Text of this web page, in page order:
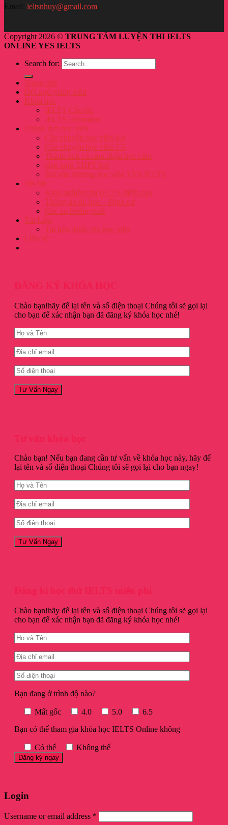
ieltsnhuy@gmail.com
Copyright 2026 © TRUNG TÂM LUYỆN THI IELTS
ONLINE YES IELTS
Search for:
Trang chủ
Đội ngũ giảng viên
Khóa học
IELTS Cấp tốc
IELTS Unlimited
Thành tích học viên
Câu chuyện học viên 8.0
Câu chuyện học viên 7.5
Thành tích và cảm nhận học viên
Học sinh THPT 8.0
Bài sửa Writing học viên YES IELTS
Tin tức
Kinh nghiệm thi IELTS điểm cao
Thông tin du học – Định cư
Các xu hướng mới
Tài Liệu
Tài liệu dành cho học viên
Liên hệ
Chào bạn!hãy để lại tên và số điện thoại Chúng tôi sẽ gọi lại
cho bạn để xác nhận bạn đã đăng ký khóa học nhé!
Chào bạn! Nếu bạn đang cần tư vấn về khóa học này, hãy để
lại tên và số điện thoại Chúng tôi sẽ gọi lại cho bạn ngay!
Chào bạn!hãy để lại tên và số điện thoại Chúng tôi sẽ gọi lại
cho bạn để xác nhận bạn đã đăng ký khóa học nhé!
Bạn đang ở trình độ nào?
Mất gốc 4.0 5.0
6.5
Bạn có thể tham gia khóa học IELTS Online không
Có thể Không thể
Login
Username or email address *